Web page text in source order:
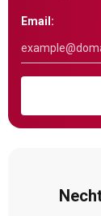
Email: